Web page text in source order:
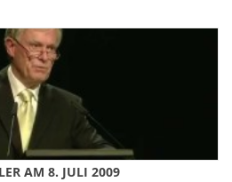
AM 8. JULI 2009